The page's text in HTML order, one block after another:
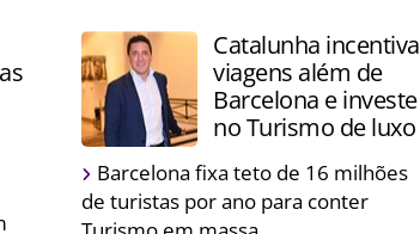
Catalunha incentiva
viagens além de
Barcelona e investe
no Turismo de luxo
Barcelona fixa teto de 16 milhões
de turistas por ano para conter